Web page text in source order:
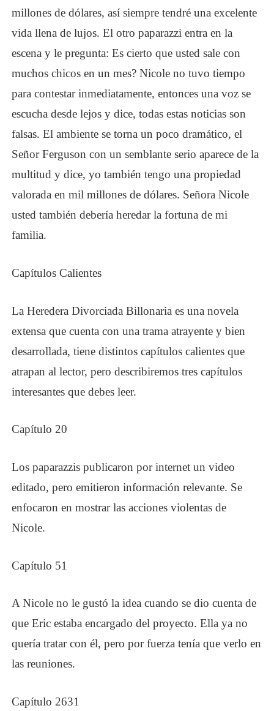
millones de dólares, así siempre tendré una excelente
vida llena de lujos. El otro paparazzi entra en la
escena y le pregunta: Es cierto que usted sale con
muchos chicos en un mes? Nicole no tuvo tiempo
para contestar inmediatamente, entonces una voz se
escucha desde lejos y dice, todas estas noticias son
falsas. El ambiente se torna un poco dramático, el
Señor Ferguson con un semblante serio aparece de la
multitud y dice, yo también tengo una propiedad
valorada en mil millones de dólares. Señora Nicole
usted también debería heredar la fortuna de mi
familia.
Capítulos Calientes
La Heredera Divorciada Billonaria es una novela
extensa que cuenta con una trama atrayente y bien
desarrollada, tiene distintos capítulos calientes que
atrapan al lector, pero describiremos tres capítulos
interesantes que debes leer.
Capítulo 20
Los paparazzis publicaron por internet un video
editado, pero emitieron información relevante. Se
enfocaron en mostrar las acciones violentas de
Nicole.
Capítulo 51
A Nicole no le gustó la idea cuando se dio cuenta de
que Eric estaba encargado del proyecto. Ella ya no
quería tratar con él, pero por fuerza tenía que verlo en
las reuniones.
Capítulo 2631